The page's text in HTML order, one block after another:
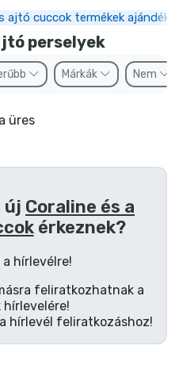
ajtó cuccok termékek
perselyek
Márkák Nem
üres
új Coraline és a
érkeznek?
hírlevélre!
feliratkozhatnak a
hírlevelére!
a hírlevél feliratkozáshoz!